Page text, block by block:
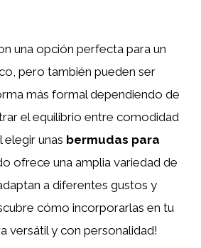
una opción perfecta para un
pero también pueden ser
más formal dependiendo de
el equilibrio entre comodidad
elegir unas bermudas para
ofrece una amplia variedad de
a diferentes gustos y
cómo incorporarlas en tu
versátil y con personalidad!